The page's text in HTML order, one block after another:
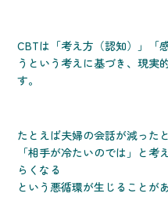
CBTは「考え方（認知）」「
うという考えに基づき、現実
す。
たとえば夫婦の会話が減ったと
「相手が冷たいのでは」と
らくなる
という悪循環が生じることが